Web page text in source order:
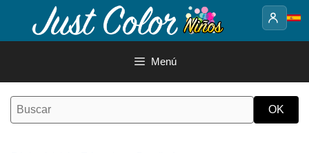
contenido
Menú